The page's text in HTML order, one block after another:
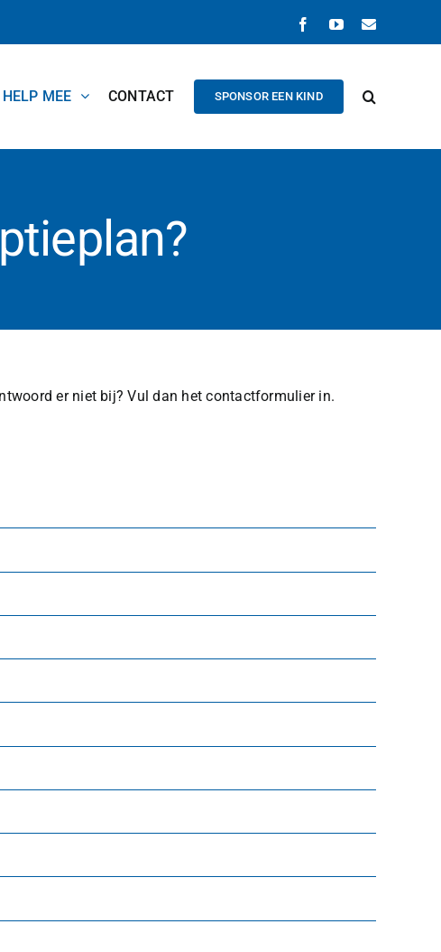
FacebookYouTube
E-
HELP MEE CONTACT SPONSOR EEN KIND
er niet bij? Vul dan het contactformulier in.